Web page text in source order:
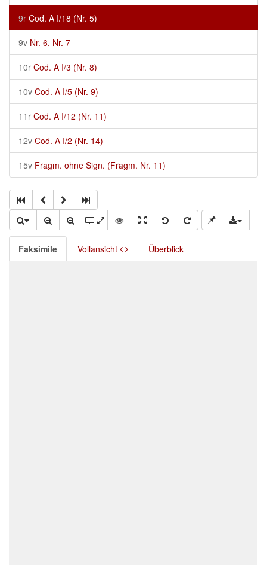
9r Cod. A I/18 (Nr. 5)
9v Nr. 6, Nr. 7
10r Cod. A I/3 (Nr. 8)
10v Cod. A I/5 (Nr. 9)
11r Cod. A I/12 (Nr. 11)
12v Cod. A I/2 (Nr. 14)
15v Fragm. ohne Sign. (Fragm. Nr. 11)
Faksimile Vollansicht Überblick